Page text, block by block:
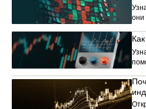
они
и в